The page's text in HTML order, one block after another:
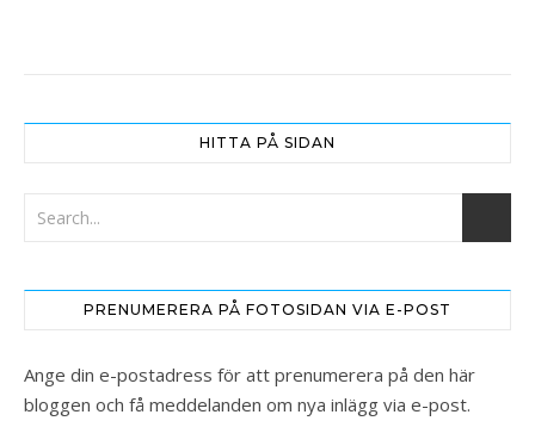
HITTA PÅ SIDAN
PRENUMERERA PÅ FOTOSIDAN VIA E-POST
Ange din e-postadress för att prenumerera på den här
bloggen och få meddelanden om nya inlägg via e-post.